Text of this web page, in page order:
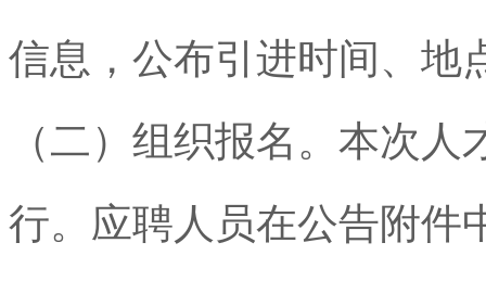
信息，公布引进时间、地
（二）组织报名。本次
行。应聘人员在公告附件